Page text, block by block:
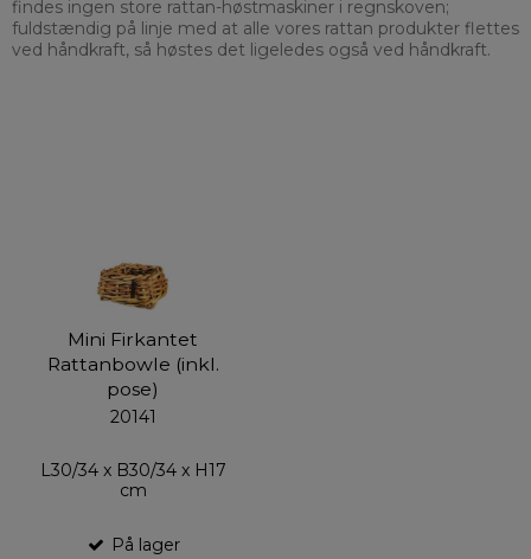
findes ingen store rattan-høstmaskiner i regnskoven;
fuldstændig på linje med at alle vores rattan produkter flettes
ved håndkraft, så høstes det ligeledes også ved håndkraft.
Mini Firkantet
Rattanbowle (inkl.
pose)
20141
L30/34 x B30/34 x H17
cm
På lager